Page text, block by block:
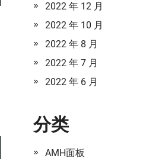
2022 年 12 月
2022 年 10 月
2022 年 8 月
2022 年 7 月
2022 年 6 月
分类
AMH面板